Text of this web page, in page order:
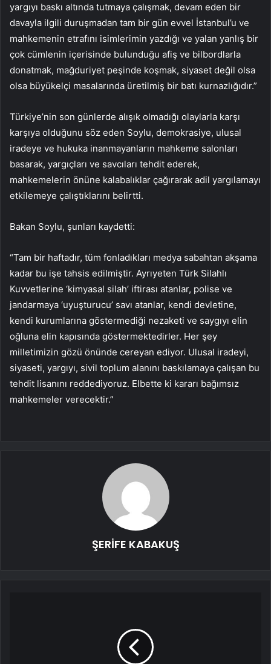
yargıyı baskı altında tutmaya çalışmak, devam eden bir
davayla ilgili duruşmadan tam bir gün evvel İstanbul’u ve
mahkemenin etrafını isimlerimin yazdığı ve yalan yanlış bir
çok cümlenin içerisinde bulunduğu afiş ve bilbordlarla
donatmak, mağduriyet peşinde koşmak, siyaset değil olsa
olsa büyükelçi masalarında üretilmiş bir batı kurnazlığıdır.”
Türkiye’nin son günlerde alışık olmadığı olaylarla karşı
karşıya olduğunu söz eden Soylu, demokrasiye, ulusal
iradeye ve hukuka inanmayanların mahkeme salonları
basarak, yargıçları ve savcıları tehdit ederek,
mahkemelerin önüne kalabalıklar çağırarak adil yargılamayı
etkilemeye çalıştıklarını belirtti.
Bakan Soylu, şunları kaydetti:
“Tam bir haftadır, tüm fonladıkları medya sabahtan akşama
kadar bu işe tahsis edilmiştir. Ayrıyeten Türk Silahlı
Kuvvetlerine ‘kimyasal silah’ iftirası atanlar, polise ve
jandarmaya ‘uyuşturucu’ savı atanlar, kendi devletine,
kendi kurumlarına göstermediği nezaketi ve saygıyı elin
oğluna elin kapısında göstermektedirler. Her şey
milletimizin gözü önünde cereyan ediyor. Ulusal iradeyi,
siyaseti, yargıyı, sivil toplum alanını baskılamaya çalışan bu
tehdit lisanını reddediyoruz. Elbette ki kararı bağımsız
mahkemeler verecektir.”
ŞERİFE KABAKUŞ